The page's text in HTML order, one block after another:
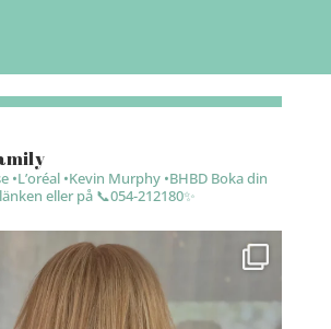
•L’oréal •Kevin Murphy •BHBDBoka din
eller på 📞054-212180✨